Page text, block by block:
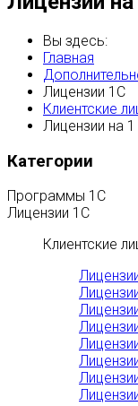
Вы здесь:
Главная
Лицензии 1С
Клиентские
Лицензии на
Категории
Программы 1С
Лицензии 1С
Клиентские